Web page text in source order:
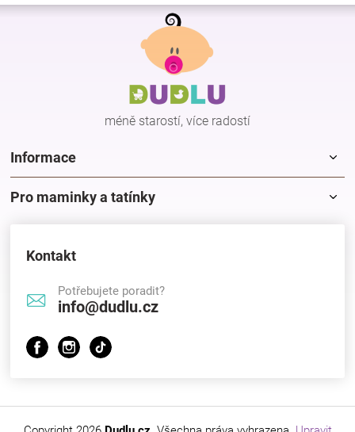
Z
méně starostí, více radostí
Informace
Pro maminky a tatínky
Kontakt
Potřebujete poradit?
info@dudlu.cz